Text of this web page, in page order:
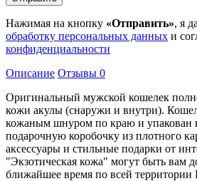
Нажимая на кнопку «Отправить», я
обработку персональных данных и
конфиденциальности
Описание Отзывы 0
Оригинальный мужской кошелек
кожи акулы (снаружи и внутри).
кожаным шнуром по краю и упакован
подарочную коробочку из плотного
аксессуары и стильные подарки от
"Экзотическая кожа" могут быть вам
ближайшее время по всей территории